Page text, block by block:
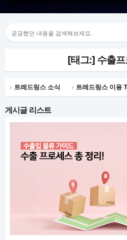
[태그:] 수출
게시글 리스트
트레드링스 소식 트레드링스 이용